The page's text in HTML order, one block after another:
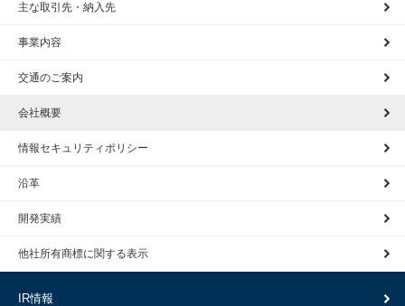
主な取引先・納入先
事業内容
交通のご案内
会社概要
情報セキュリティポリシー
沿革
開発実績
他社所有商標に関する表示
IR情報